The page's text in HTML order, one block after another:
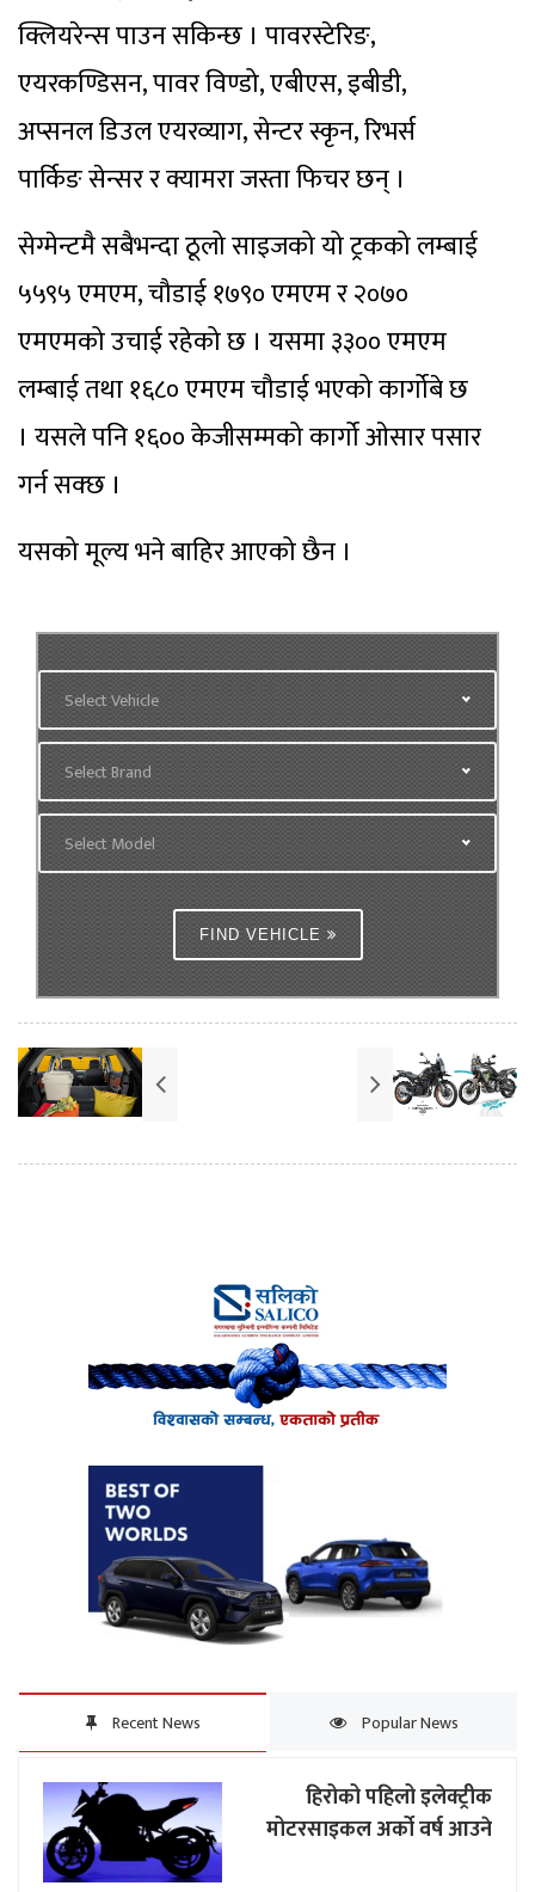
क्लियरेन्स पाउन सकिन्छ । पावरस्टेरिङ,
एयरकण्डिसन, पावर विण्डो, एबीएस, इबीडी,
अप्सनल डिउल एयरव्याग, सेन्टर स्कृन, रिभर्स
पार्किङ सेन्सर र क्यामरा जस्ता फिचर छन् ।
सेग्मेन्टमै सबैभन्दा ठूलो साइजको यो ट्रकको लम्बाई
५५९५ एमएम, चौडाई १७९० एमएम र २०७०
एमएमको उचाई रहेको छ । यसमा ३३०० एमएम
लम्बाई तथा १६८० एमएम चौडाई भएको कार्गोबे छ
। यसले पनि १६०० केजीसम्मको कार्गो ओसार पसार
गर्न सक्छ ।
यसको मूल्य भने बाहिर आएको छैन ।
Select Vehicle
Select Brand
Select Model
FIND VEHICLE
Recent News Popular News
हिरोको पहिलो इलेक्ट्रीक
मोटरसाइकल अर्को वर्ष आउने